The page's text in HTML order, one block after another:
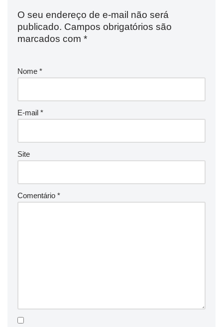
O seu endereço de e-mail não será
publicado. Campos obrigatórios são
marcados com *
Nome *
E-mail *
Site
Comentário *